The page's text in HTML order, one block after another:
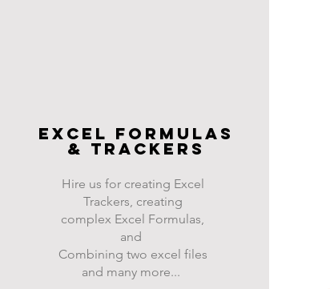
Excel FOrmulas
& Trackers
Hire us for creating Excel
Trackers, creating
complex Excel Formulas,
and
Combining two excel files
and many more...